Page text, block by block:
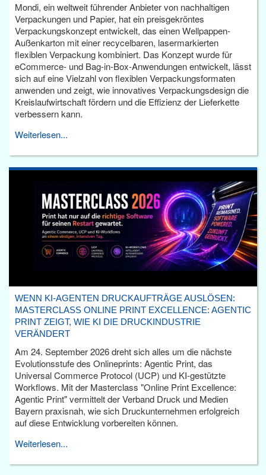
Mondi, ein weltweit führender Anbieter von nachhaltigen
Verpackungen und Papier, hat ein preisgekröntes
Verpackungskonzept entwickelt, das einen Wellpappen-
Außenkarton mit einer recycelbaren, lasermarkierten
flexiblen Verpackung kombiniert. Das Konzept wurde für
eCommerce- und Bag-in-Box-Anwendungen entwickelt, lässt
sich auf eine Vielzahl von flexiblen Verpackungsformaten
anwenden und zeigt, wie innovatives Verpackungsdesign die
Kreislaufwirtschaft fördern und die Effizienz der Lieferkette
verbessern kann.
Weiterlesen...
WENN KI-AGENTEN DRUCKAUFTRÄGE AUSLÖSEN:
MASTERCLASS ONLINE PRINT EXCELLENCE: AGENTIC
PRINT ZEIGT, WIE KI DIE DRUCKINDUSTRIE
VERÄNDERT
Am 24. September 2026 dreht sich alles um die nächste
Evolutionsstufe des Onlineprints: Agentic Print, das
Universal Commerce Protocol (UCP) und KI-gestützte
Workflows. Mit der Masterclass "Online Print Excellence:
Agentic Print" vermittelt der Verband Druck und Medien
Bayern praxisnah, wie sich Druckunternehmen erfolgreich
auf diese Entwicklung vorbereiten können.
Weiterlesen...